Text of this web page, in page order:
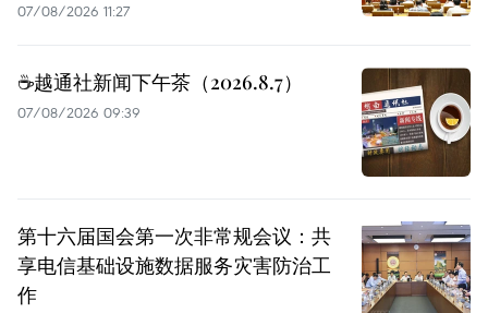
07/08/2026 11:27
☕️越通社新闻下午茶（2026.8.7）
07/08/2026 09:39
第十六届国会第一次非常规会议：共
享电信基础设施数据服务灾害防治工
作